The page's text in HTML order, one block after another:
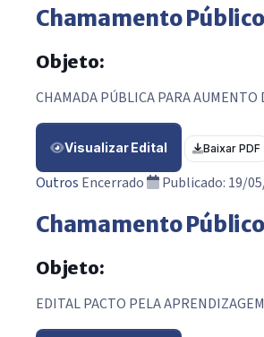
Chamamento
Objeto:
CHAMADA PÚBLICA PARA AUMENTO
Visualizar Edital Baixar PDF
Outros Encerrado Publicado: 19/
Chamamento
Objeto:
EDITAL PACTO PELA